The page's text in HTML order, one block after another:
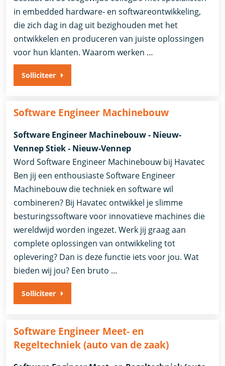
in embedded hardware- en softwareontwikkeling,
die zich dag in dag uit bezighouden met het
ontwikkelen en produceren van juiste oplossingen
voor hun klanten. Waarom werken …
Solliciteer
Software Engineer Machinebouw
Software Engineer Machinebouw - Nieuw-
Vennep Stiek - Nieuw-Vennep
Word Software Engineer Machinebouw bij Havatec
Ben jij een enthousiaste Software Engineer
Machinebouw die techniek en software wil
combineren? Bij Havatec ontwikkel je slimme
besturingssoftware voor innovatieve machines die
wereldwijd worden ingezet. Werk jij graag aan
complete oplossingen van ontwikkeling tot
oplevering? Dan is deze functie iets voor jou. Wat
bieden wij jou? Een bruto …
Solliciteer
Software Engineer Meet- en
Regeltechniek (auto van de zaak)